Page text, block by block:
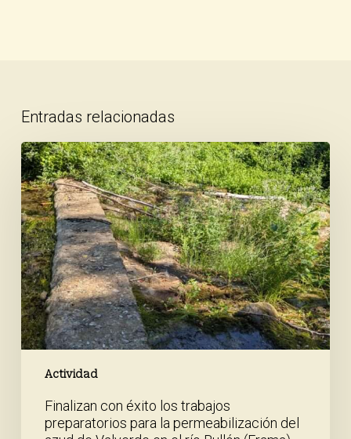
Entradas relacionadas
Actividad
Finalizan
con
éxito
los
trabajos
preparatorios
para
la
permeabilización
del
azud
de
Bullón
Finalizan con éxito los trabajos
preparatorios para la permeabilización del